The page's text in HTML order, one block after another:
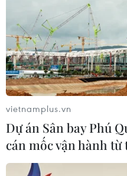
vietnamplus.vn
Dự án Sân bay Phú
cán mốc vận hành từ